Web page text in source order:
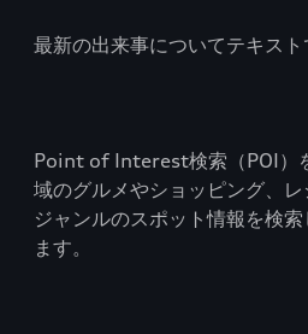
最新の出来事についてテキスト
Point of Interest検索（POI）
域のグルメやショッピング、
ジャンルのスポット情報を検
ます。